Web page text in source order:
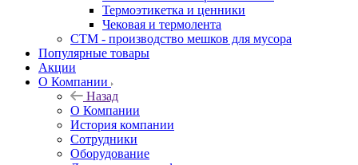
Термоэтикетка и ценники
Чековая и термолента
СТМ - производство мешков для мусора
Популярные товары
Акции
О Компании
Назад
О Компании
История компании
Сотрудники
Оборудование